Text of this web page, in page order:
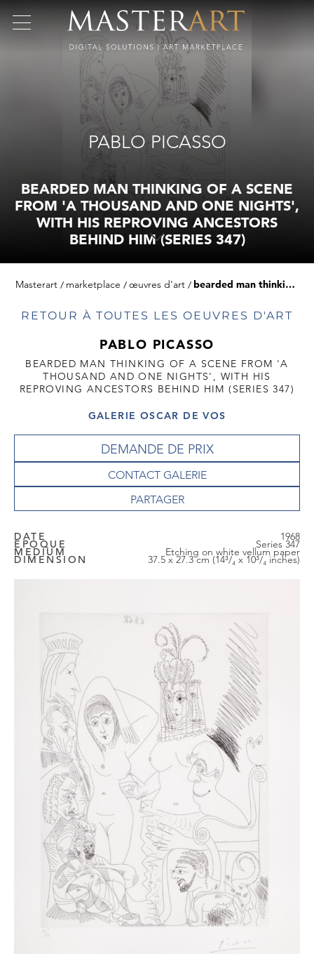
PABLO PICASSO
BEARDED MAN THINKING OF A SCENE
FROM 'A THOUSAND AND ONE NIGHTS',
WITH HIS REPROVING ANCESTORS
BEHIND HIM (SERIES 347)
Masterart marketplace œuvres d'art bearded man thinking of a scene from 'a thousand and one nights', with his reproving ancestors behind him (series 347)
RETOUR À TOUTES LES OEUVRES D'ART
PABLO PICASSO
BEARDED MAN THINKING OF A SCENE FROM 'A
THOUSAND AND ONE NIGHTS', WITH HIS
REPROVING ANCESTORS BEHIND HIM (SERIES 347)
GALERIE OSCAR DE VOS
DEMANDE DE PRIX
CONTACT GALERIE
DATE 1968
EPOQUE Series 347
MEDIUM Etching on white vellum paper
DIMENSION 37.5 x 27.3 cm (14³/₄ x 10³/₄ inches)